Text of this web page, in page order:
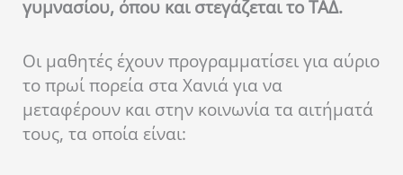
γυμνασίου, όπου και στεγάζεται το ΤΑΔ.
Οι μαθητές έχουν προγραμματίσει για αύριο
το πρωί πορεία στα Χανιά για να
μεταφέρουν και στην κοινωνία τα αιτήματά
τους, τα οποία είναι: